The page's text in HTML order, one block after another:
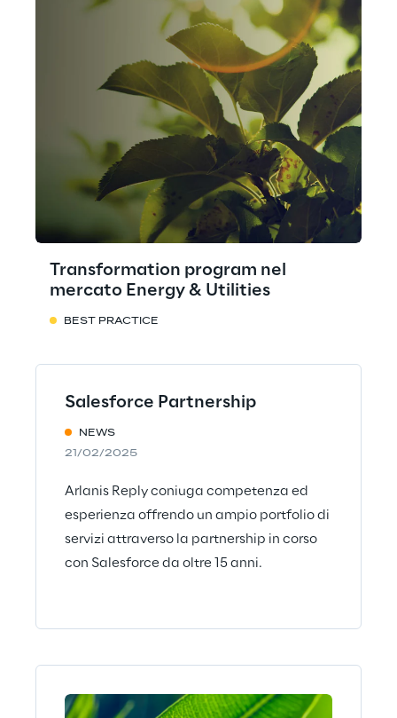
Transformation program nel
mercato Energy & Utilities
BEST PRACTICE
Salesforce Partnership
NEWS
21/02/2025
Arlanis Reply coniuga competenza ed
esperienza offrendo un ampio portfolio di
servizi attraverso la partnership in corso
con Salesforce da oltre 15 anni.